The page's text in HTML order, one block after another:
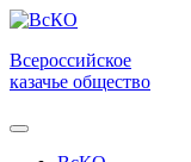
Всероссийское
казачье общество